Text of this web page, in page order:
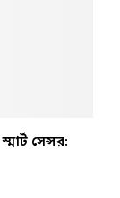
সেন্সর: